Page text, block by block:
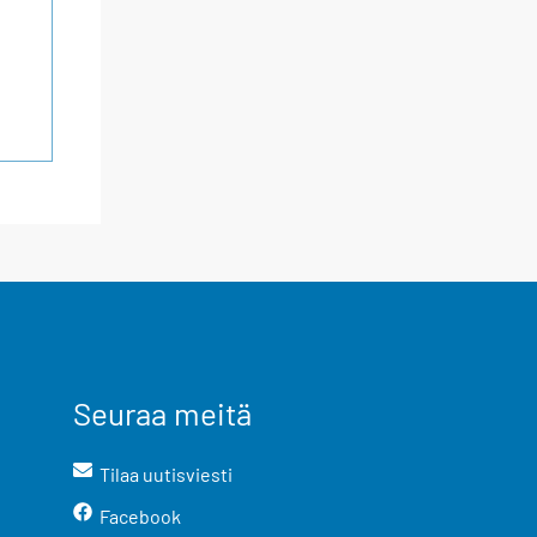
Seuraa meitä
Tilaa uutisviesti
Facebook